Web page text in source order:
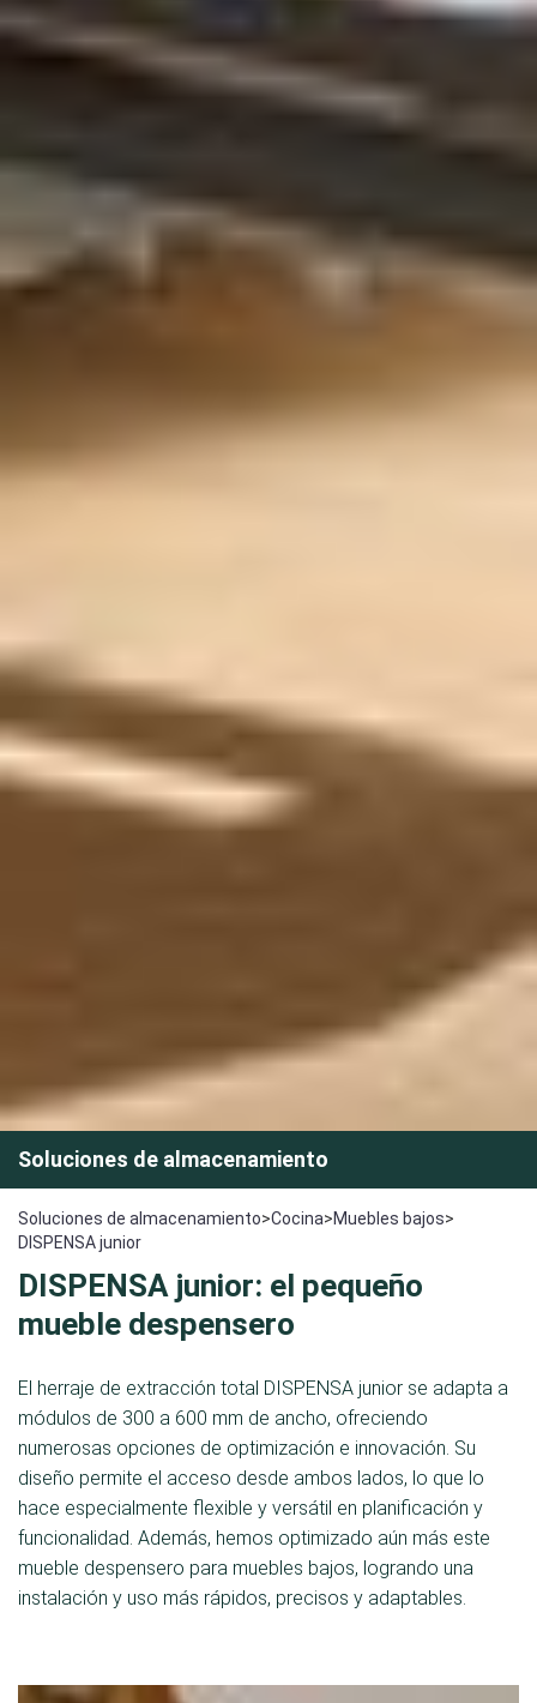
Soluciones de almacenamiento
Soluciones de almacenamiento>Cocina>Muebles bajos>
DISPENSA junior
DISPENSA junior: el pequeño
mueble despensero
El herraje de extracción total DISPENSA junior se adapta a
módulos de 300 a 600 mm de ancho, ofreciendo
numerosas opciones de optimización e innovación. Su
diseño permite el acceso desde ambos lados, lo que lo
hace especialmente flexible y versátil en planificación y
funcionalidad. Además, hemos optimizado aún más este
mueble despensero para muebles bajos, logrando una
instalación y uso más rápidos, precisos y adaptables.